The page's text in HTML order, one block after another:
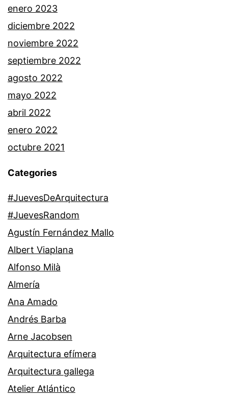
enero 2023
diciembre 2022
noviembre 2022
septiembre 2022
agosto 2022
mayo 2022
abril 2022
enero 2022
octubre 2021
Categories
#JuevesDeArquitectura
#JuevesRandom
Agustín Fernández Mallo
Albert Viaplana
Alfonso Milà
Almería
Ana Amado
Andrés Barba
Arne Jacobsen
Arquitectura efímera
Arquitectura gallega
Atelier Atlántico